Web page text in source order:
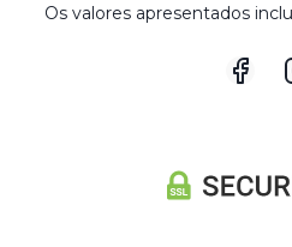
Os valores apresentados